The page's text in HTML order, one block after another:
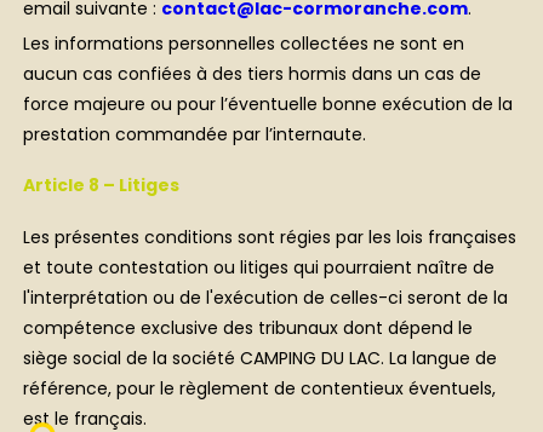
email suivante : contact@lac-cormoranche.com.
Les informations personnelles collectées ne sont en
aucun cas confiées à des tiers hormis dans un cas de
force majeure ou pour l’éventuelle bonne exécution de la
prestation commandée par l’internaute.
Article 8 – Litiges
Les présentes conditions sont régies par les lois françaises
et toute contestation ou litiges qui pourraient naître de
l'interprétation ou de l'exécution de celles-ci seront de la
compétence exclusive des tribunaux dont dépend le
siège social de la société CAMPING DU LAC. La langue de
référence, pour le règlement de contentieux éventuels,
est le français.